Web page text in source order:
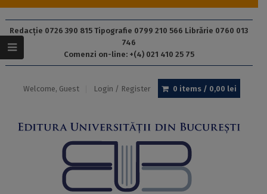
Redacție 0726 390 815 Tipografie 0799 210 566 Librărie 0760 013
746
Comenzi on-line: +(4) 021 410 25 75
Welcome, Guest Login / Register 0 items / 0,00 lei